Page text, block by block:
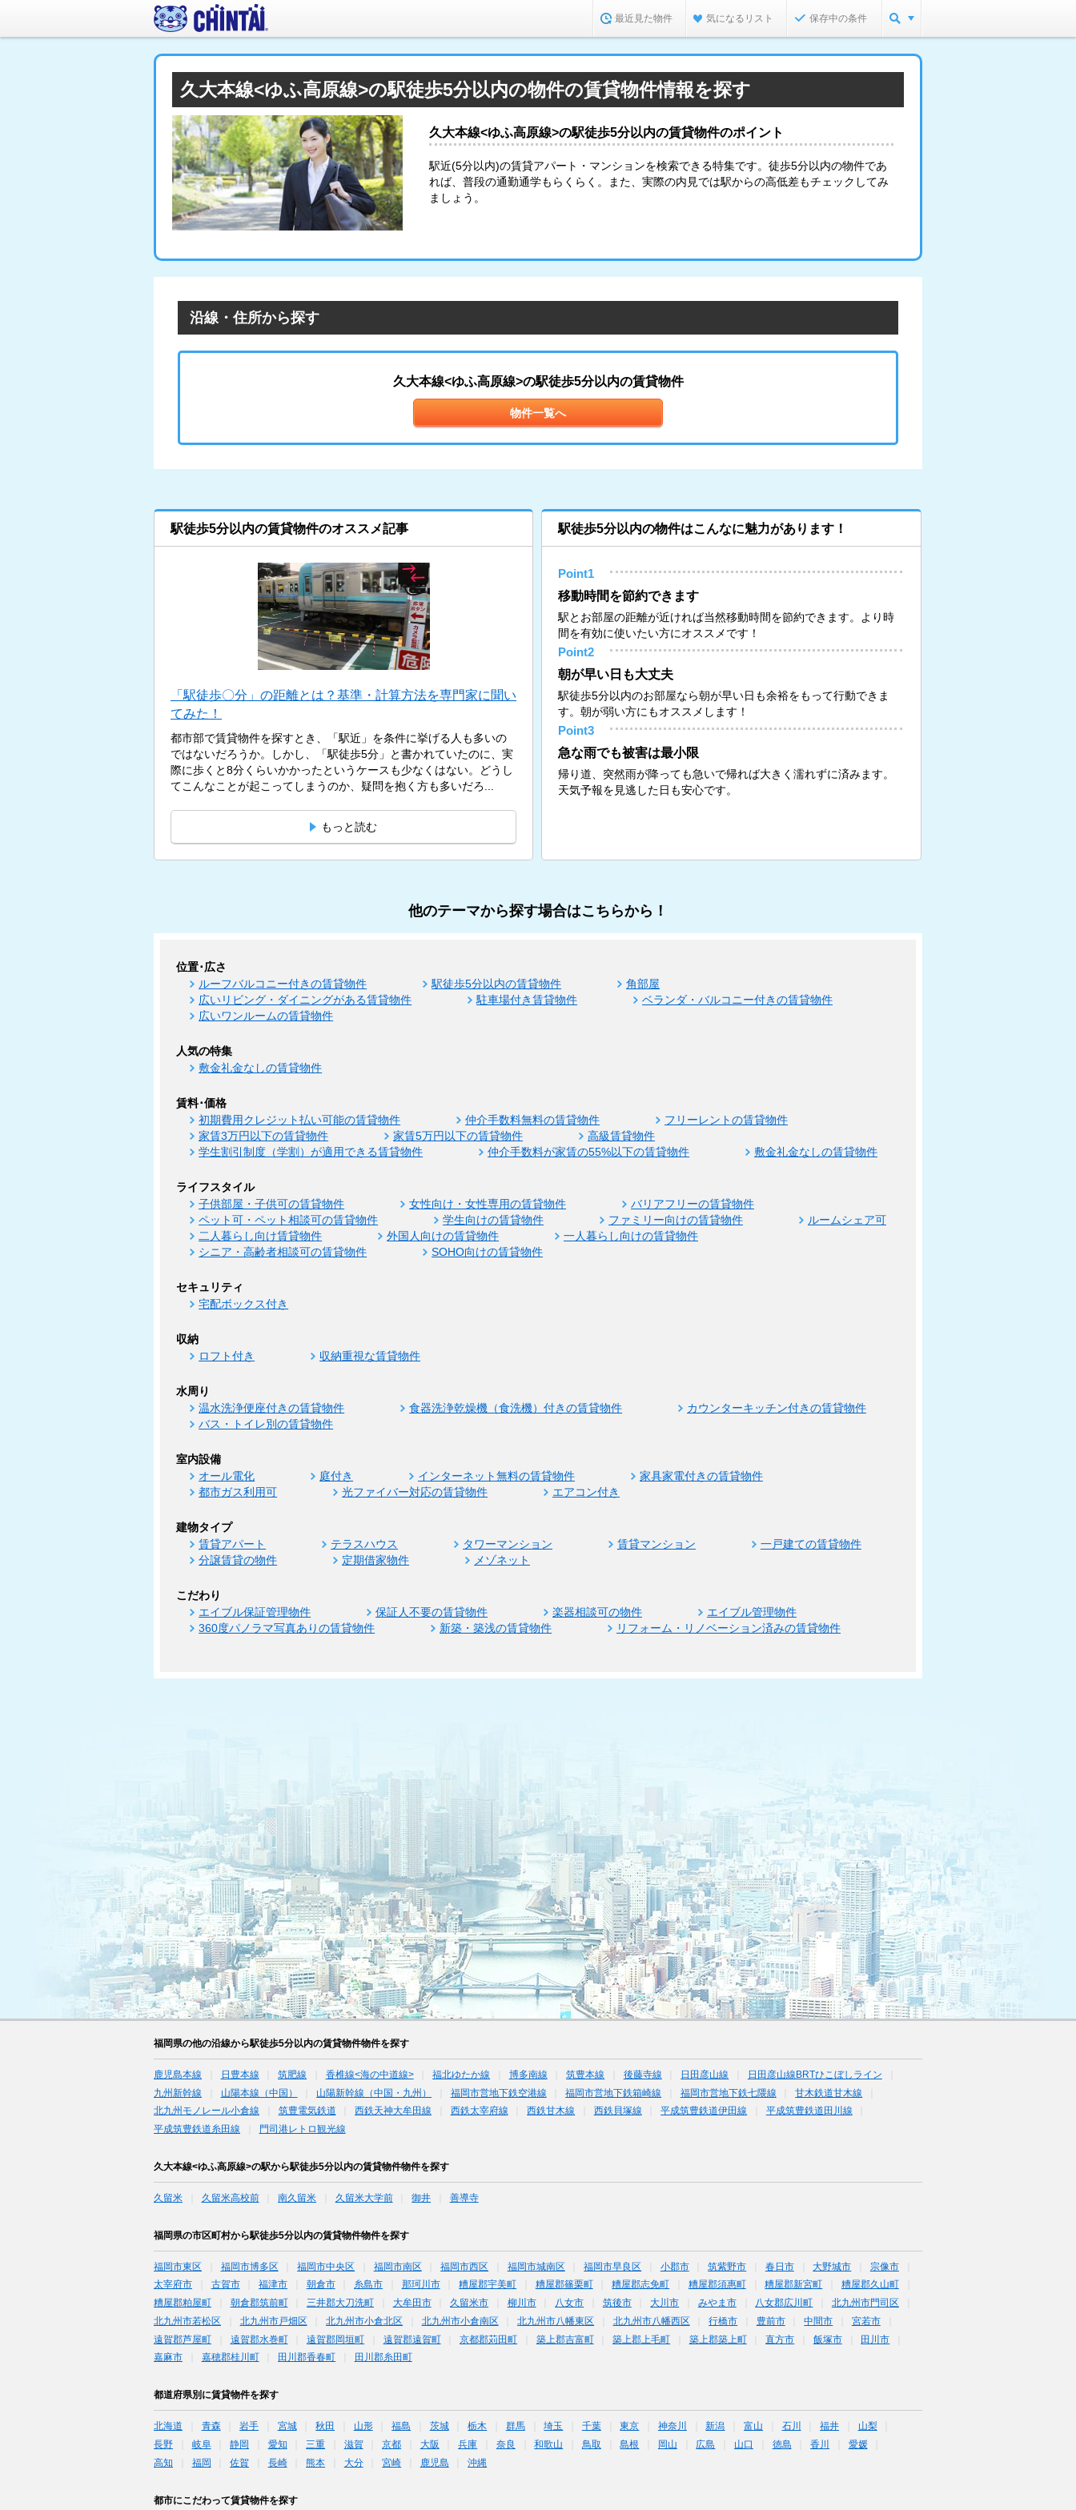
最近見た物件 気になるリスト 保存中の条件
久大本線<ゆふ高原線>の駅徒歩5分以内の物件の賃貸物件情報を探す
久大本線<ゆふ高原線>の駅徒歩5分以内の賃貸物件のポイント
駅近(5分以内)の賃貸アパート・マンションを検索できる特集です。徒歩5分以内の物件であ
れば、普段の通勤通学もらくらく。また、実際の内見では駅からの高低差もチェックしてみ
ましょう。
沿線・住所から探す
久大本線<ゆふ高原線>の駅徒歩5分以内の賃貸物件
物件一覧へ
駅徒歩5分以内の賃貸物件のオススメ記事
「駅徒歩〇分」の距離とは？基準・計算方法を専門家に聞い
てみた！
都市部で賃貸物件を探すとき、「駅近」を条件に挙げる人も多いの
ではないだろうか。しかし、「駅徒歩5分」と書かれていたのに、実
際に歩くと8分くらいかかったというケースも少なくはない。どうし
てこんなことが起こってしまうのか、疑問を抱く方も多いだろ...
もっと読む
駅徒歩5分以内の物件はこんなに魅力があります！
Point1
移動時間を節約できます
駅とお部屋の距離が近ければ当然移動時間を節約できます。より時
間を有効に使いたい方にオススメです！
Point2
朝が早い日も大丈夫
駅徒歩5分以内のお部屋なら朝が早い日も余裕をもって行動できま
す。朝が弱い方にもオススメします！
Point3
急な雨でも被害は最小限
帰り道、突然雨が降っても急いで帰れば大きく濡れずに済みます。
天気予報を見逃した日も安心です。
他のテーマから探す場合はこちらから！
位置･広さ
ルーフバルコニー付きの賃貸物件 駅徒歩5分以内の賃貸物件
角部屋
広いリビング・ダイニングがある賃貸物件
駐車場付き賃貸物件
ベランダ・バルコニー付きの賃貸物件
広いワンルームの賃貸物件
人気の特集
敷金礼金なしの賃貸物件
賃料･価格
初期費用クレジット払い可能の賃貸物件 仲介手数料無料の賃貸物件
フリーレントの賃貸物件
家賃3万円以下の賃貸物件
家賃5万円以下の賃貸物件
高級賃貸物件
学生割引制度（学割）が適用できる賃貸物件
仲介手数料が家賃の55%以下の賃貸物件 敷金礼金なしの賃貸物件
ライフスタイル
子供部屋・子供可の賃貸物件 女性向け・女性専用の賃貸物件
バリアフリーの賃貸物件
ペット可・ペット相談可の賃貸物件
学生向けの賃貸物件 ファミリー向けの賃貸物件
ルームシェア可
二人暮らし向け賃貸物件
外国人向けの賃貸物件
一人暮らし向けの賃貸物件
シニア・高齢者相談可の賃貸物件
SOHO向けの賃貸物件
セキュリティ
宅配ボックス付き
収納
ロフト付き 収納重視な賃貸物件
水周り
温水洗浄便座付きの賃貸物件 食器洗浄乾燥機（食洗機）付きの賃貸物件
カウンターキッチン付きの賃貸物件
バス・トイレ別の賃貸物件
室内設備
オール電化 庭付き インターネット無料の賃貸物件
家具家電付きの賃貸物件
都市ガス利用可
光ファイバー対応の賃貸物件 エアコン付き
建物タイプ
賃貸アパート テラスハウス タワーマンション 賃貸マンション
一戸建ての賃貸物件
分譲賃貸の物件
定期借家物件 メゾネット
こだわり
エイブル保証管理物件 保証人不要の賃貸物件 楽器相談可の物件
エイブル管理物件
360度パノラマ写真ありの賃貸物件
新築・築浅の賃貸物件 リフォーム・リノベーション済みの賃貸物件
福岡県の他の沿線から駅徒歩5分以内の賃貸物件物件を探す
鹿児島本線 日豊本線 筑肥線 香椎線<海の中道線> 福北ゆたか線 博多南線 筑豊本線 後藤寺線 日田彦山線
日田彦山線BRTひこぼしライン
九州新幹線
山陽本線（中国） 山陽新幹線（中国・九州） 福岡市営地下鉄空港線 福岡市営地下鉄箱崎線 福岡市営地下鉄七隈線
甘木鉄道甘木線
北九州モノレール小倉線
筑豊電気鉄道 西鉄天神大牟田線 西鉄太宰府線 西鉄甘木線 西鉄貝塚線 平成筑豊鉄道伊田線
平成筑豊鉄道田川線
平成筑豊鉄道糸田線
門司港レトロ観光線
久大本線<ゆふ高原線>の駅から駅徒歩5分以内の賃貸物件物件を探す
久留米 久留米高校前 南久留米 久留米大学前 御井 善導寺
福岡県の市区町村から駅徒歩5分以内の賃貸物件物件を探す
福岡市東区 福岡市博多区 福岡市中央区 福岡市南区 福岡市西区 福岡市城南区 福岡市早良区 小郡市 筑紫野市 春日市 大野城市
宗像市
太宰府市
古賀市 福津市 朝倉市 糸島市 那珂川市 糟屋郡宇美町 糟屋郡篠栗町 糟屋郡志免町 糟屋郡須惠町 糟屋郡新宮町
糟屋郡久山町
糟屋郡粕屋町
朝倉郡筑前町 三井郡大刀洗町 大牟田市 久留米市 柳川市 八女市 筑後市 大川市 みやま市 八女郡広川町
北九州市門司区
北九州市若松区
北九州市戸畑区 北九州市小倉北区 北九州市小倉南区 北九州市八幡東区 北九州市八幡西区 行橋市 豊前市 中間市
宮若市
遠賀郡芦屋町
遠賀郡水巻町 遠賀郡岡垣町 遠賀郡遠賀町 京都郡苅田町 築上郡吉富町 築上郡上毛町 築上郡築上町 直方市 飯塚市
田川市
嘉麻市
嘉穂郡桂川町 田川郡香春町 田川郡糸田町
都道府県別に賃貸物件を探す
北海道 青森 岩手 宮城 秋田 山形 福島 茨城 栃木 群馬 埼玉 千葉 東京 神奈川 新潟 富山 石川 福井
山梨
長野
岐阜 静岡 愛知 三重 滋賀 京都 大阪 兵庫 奈良 和歌山 鳥取 島根 岡山 広島 山口 徳島 香川
愛媛
高知
福岡 佐賀 長崎 熊本 大分 宮崎 鹿児島 沖縄
都市にこだわって賃貸物件を探す